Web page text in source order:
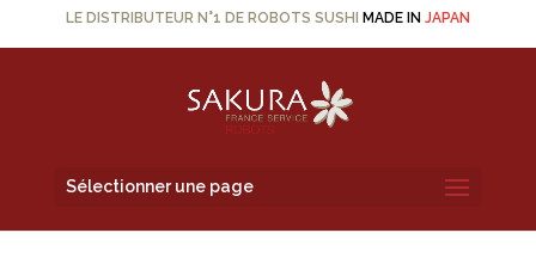
LE DISTRIBUTEUR N°1 DE ROBOTS SUSHI MADE IN JAPAN
Sélectionner une page